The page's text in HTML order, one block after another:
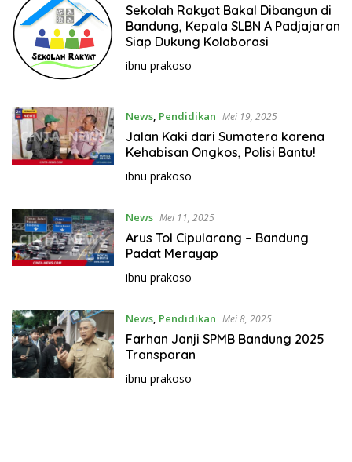
i
r
a
s
i
Sekolah Rakyat Bakal Dibangun di
Bandung, Kepala SLBN A Padjajaran
Siap Dukung Kolaborasi
ibnu prakoso
News, Pendidikan Mei 19, 2025
Jalan Kaki dari Sumatera karena
Kehabisan Ongkos, Polisi Bantu!
ibnu prakoso
News Mei 11, 2025
Arus Tol Cipularang – Bandung
Padat Merayap
ibnu prakoso
News, Pendidikan Mei 8, 2025
Farhan Janji SPMB Bandung 2025
Transparan
ibnu prakoso